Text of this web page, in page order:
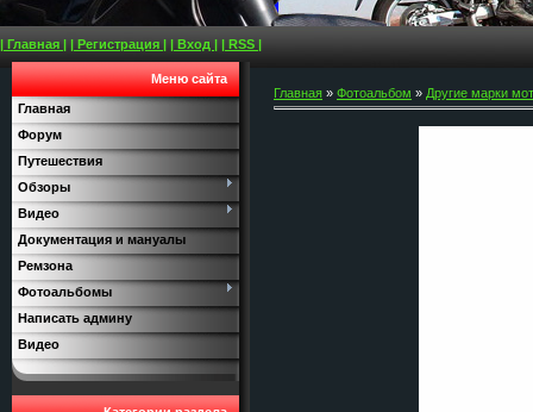
| Главная | | Регистрация | | Вход | | RSS |
Меню сайта
Главная
Форум
Путешествия
Обзоры
Видео
Документация и мануалы
Ремзона
Фотоальбомы
Написать админу
Видео
Главная » Фотоальбом » Другие марки